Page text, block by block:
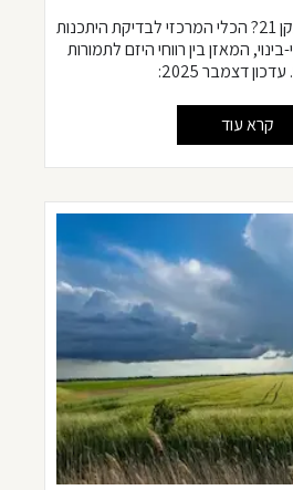
תקן 21, בתמצית מהו תקן 21? הכלי המרכזי לבדיקת היתכנות
המאזן בין רווחי היזם לתמורות
דצמבר 2025:
קרא עוד